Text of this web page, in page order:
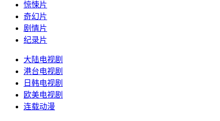
惊悚片
奇幻片
剧情片
纪录片
大陆电视剧
港台电视剧
日韩电视剧
欧美电视剧
连载动漫